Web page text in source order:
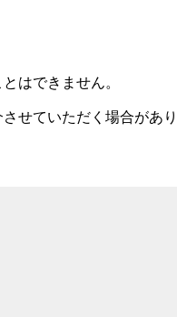
はできません。
せていただく場合があり